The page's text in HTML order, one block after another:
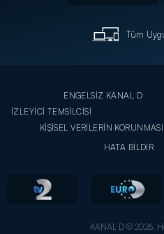
Tüm
ENGELSİZ KANAL D
İZLEYİCİ TEMSİLCİSİ
KİŞİSEL VERİLERİN KORUNMASI
HATA BİLDİR
KANAL D © 2026.